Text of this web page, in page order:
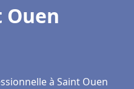
à Saint Ouen